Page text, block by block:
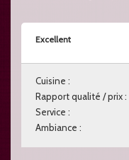
Excellent
Cuisine :
Rapport qualité / prix :
Service :
Ambiance :